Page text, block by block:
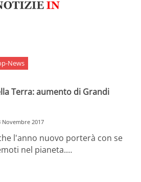
News
Terra: aumento di Grandi
Novembre 2017
l'anno nuovo porterà con se
nel pianeta.…